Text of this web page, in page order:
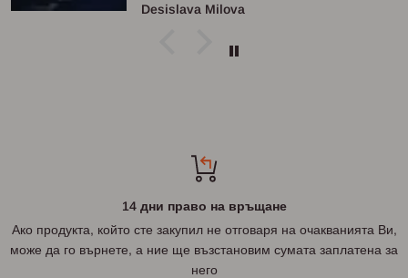
Desislava Milova
14 дни право на връщане
Ако продукта, който сте закупил не отговаря на очакванията Ви,
може да го върнете, а ние ще възстановим сумата заплатена за
него